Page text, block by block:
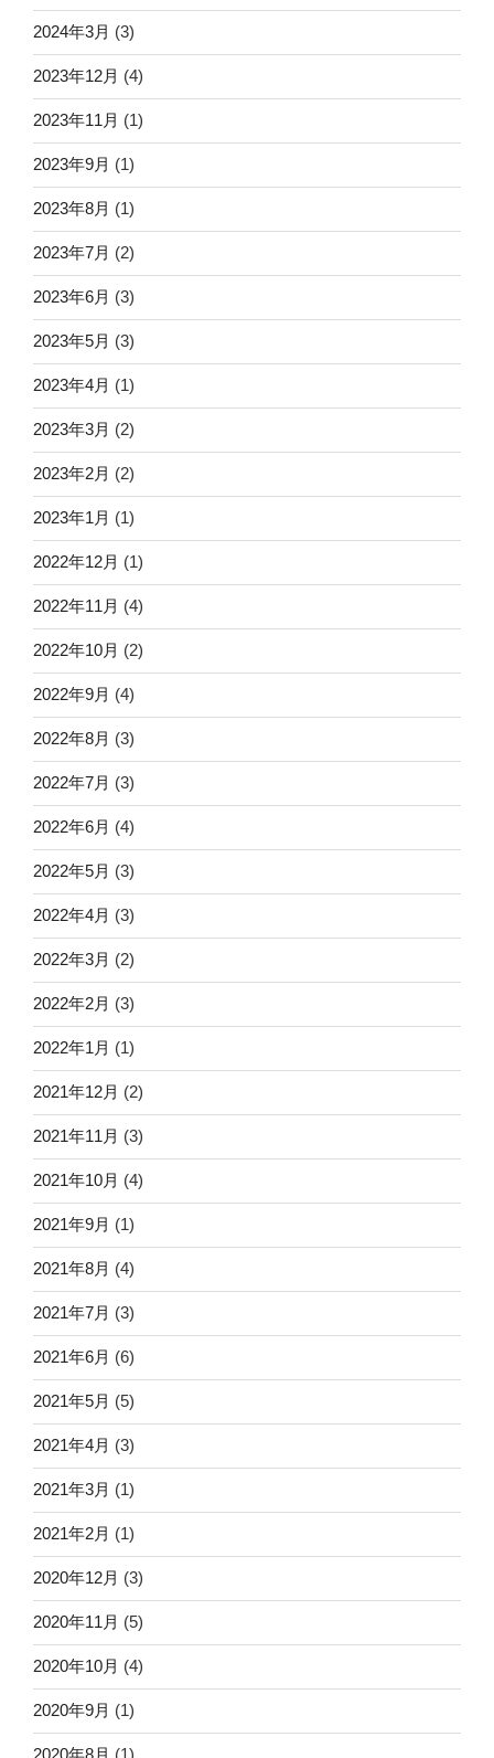
2024年3月 (3)
2023年12月 (4)
2023年11月 (1)
2023年9月 (1)
2023年8月 (1)
2023年7月 (2)
2023年6月 (3)
2023年5月 (3)
2023年4月 (1)
2023年3月 (2)
2023年2月 (2)
2023年1月 (1)
2022年12月 (1)
2022年11月 (4)
2022年10月 (2)
2022年9月 (4)
2022年8月 (3)
2022年7月 (3)
2022年6月 (4)
2022年5月 (3)
2022年4月 (3)
2022年3月 (2)
2022年2月 (3)
2022年1月 (1)
2021年12月 (2)
2021年11月 (3)
2021年10月 (4)
2021年9月 (1)
2021年8月 (4)
2021年7月 (3)
2021年6月 (6)
2021年5月 (5)
2021年4月 (3)
2021年3月 (1)
2021年2月 (1)
2020年12月 (3)
2020年11月 (5)
2020年10月 (4)
2020年9月 (1)
2020年8月 (1)